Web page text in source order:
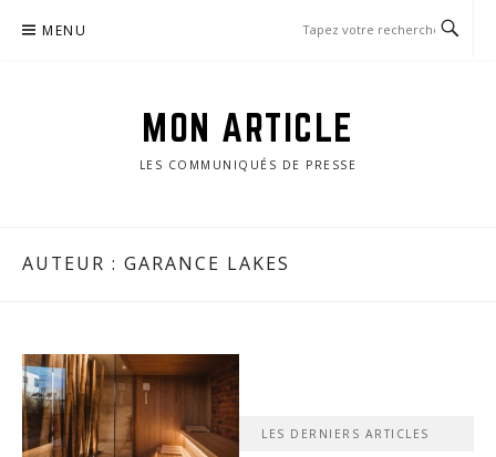
MENU
MON ARTICLE
LES COMMUNIQUÉS DE PRESSE
AUTEUR : GARANCE LAKES
LES DERNIERS ARTICLES